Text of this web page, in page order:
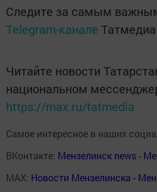
Следите за самым
Telegram-канале Татмедиа
Читайте новости
национальном
https://max.ru/tatmedia
Самое интересное в наших
ВКонтакте: Мензелинск news -
MAX: Новости Мензелинска -